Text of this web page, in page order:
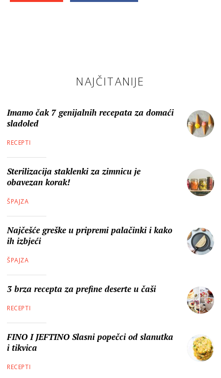
NAJČITANIJE
Imamo čak 7 genijalnih recepata za domaći
sladoled
RECEPTI
Sterilizacija staklenki za zimnicu je
obavezan korak!
ŠPAJZA
Najčešće greške u pripremi palačinki i kako
ih izbjeći
ŠPAJZA
3 brza recepta za prefine deserte u čaši
RECEPTI
FINO I JEFTINO Slasni popečci od slanutka
i tikvica
RECEPTI